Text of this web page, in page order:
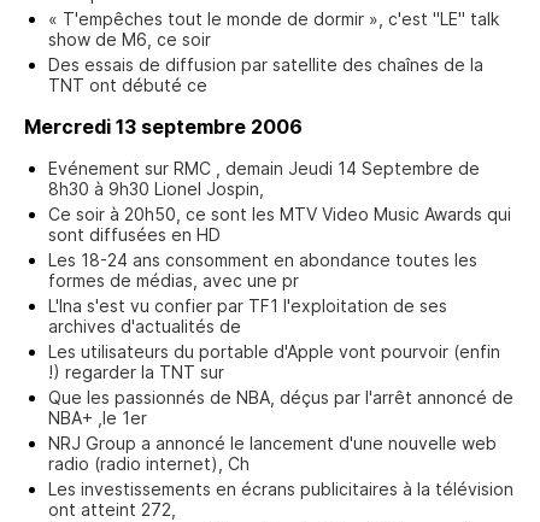
« T'empêches tout le monde de dormir », c'est "LE" talk
show de M6, ce soir
Des essais de diffusion par satellite des chaînes de la
TNT ont débuté ce
Mercredi 13 septembre 2006
Evénement sur RMC , demain Jeudi 14 Septembre de
8h30 à 9h30 Lionel Jospin,
Ce soir à 20h50, ce sont les MTV Video Music Awards qui
sont diffusées en HD
Les 18-24 ans consomment en abondance toutes les
formes de médias, avec une pr
L'Ina s'est vu confier par TF1 l'exploitation de ses
archives d'actualités de
Les utilisateurs du portable d'Apple vont pourvoir (enfin
!) regarder la TNT sur
Que les passionnés de NBA, déçus par l'arrêt annoncé de
NBA+ ,le 1er
NRJ Group a annoncé le lancement d'une nouvelle web
radio (radio internet), Ch
Les investissements en écrans publicitaires à la télévision
ont atteint 272,